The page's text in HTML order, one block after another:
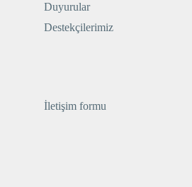
Duyurular
Destekçilerimiz
İletişim formu